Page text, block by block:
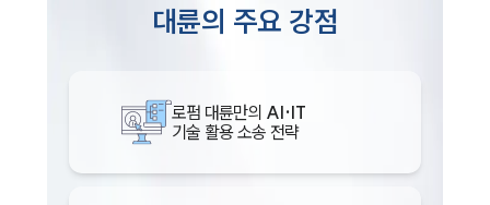
대륜의 주요 강점
로펌 대륜만의 AI·IT
기술 활용 소송 전략